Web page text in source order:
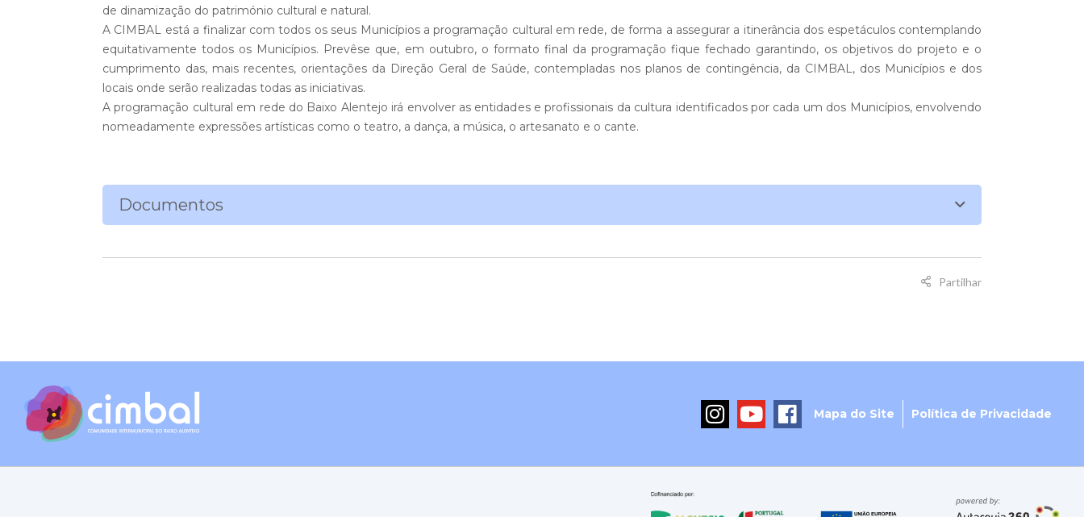
de dinamização do património cultural e natural.
A CIMBAL está a finalizar com todos os seus Municípios a programação cultural em rede, de forma a assegurar a itinerância dos espetáculos contemplando
equitativamente todos os Municípios. Prevêse que, em outubro, o formato final da programação fique fechado garantindo, os objetivos do projeto e o
cumprimento das, mais recentes, orientações da Direção Geral de Saúde, contempladas nos planos de contingência, da CIMBAL, dos Municípios e dos
locais onde serão realizadas todas as iniciativas.
A programação cultural em rede do Baixo Alentejo irá envolver as entidades e profissionais da cultura identificados por cada um dos Municípios, envolvendo
nomeadamente expressões artísticas como o teatro, a dança, a música, o artesanato e o cante.
Documentos
Partilhar
Mapa do Site Política de Privacidade